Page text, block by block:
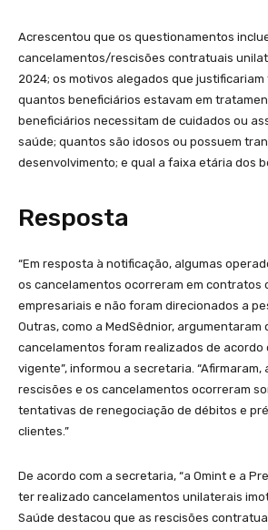
Acrescentou que os questionamentos
cancelamentos/rescisões contratuais
2024; os motivos alegados que
quantos beneficiários estavam em
beneficiários necessitam de cuidados ou
saúde; quantos são idosos ou possuem
desenvolvimento; e qual a faixa etária dos
Resposta
“Em resposta à notificação, algumas
os cancelamentos ocorreram em contratos
empresariais e não foram direcionados a
Outras, como a MedSêdnior, argumentaram
cancelamentos foram realizados de acordo
vigente”, informou a secretaria. “Afirmaram,
rescisões e os cancelamentos ocorreram
tentativas de renegociação de débitos e
clientes.”
De acordo com a secretaria, “a Omint e a
ter realizado cancelamentos unilaterais
Saúde destacou que as rescisões